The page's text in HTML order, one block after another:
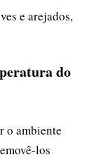
e arejados,
do
o ambiente
los